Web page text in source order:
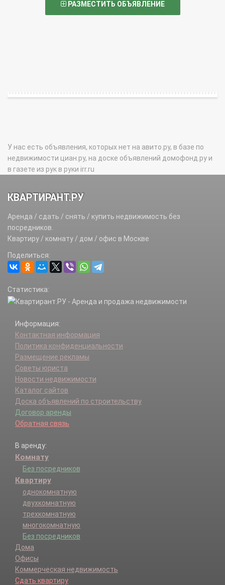
РАЗМЕСТИТЬ ОБЪЯВЛЕНИЕ
У нас есть объявления, которых нет на авито.ру, в базе по
недвижимости циан.ру, на доске объявлений домофонд.ру и
в газете из рук в руки irr.ru
КВАРТИРАНТ.РУ
Аренда / сдать / снять / купить недвижимость без
посредников.
Квартиру / комнату / дом / офис в Москве
Поделиться:
Статистика:
Информация:
Контактная информация
Политика конфиденциальности
Размещение рекламы
Советы юриста
Новости недвижимости
Каталог сайтов
Доска объявлений по строительству
Договор аренды
Обратная связь
В аренду:
Комнату
Без посредников
Квартиру
однокомнатную
двухкомнатную
трехкомнатную
многокомнатную
Без посредников
Дома
Офисы
Коммерческая недвижимость
Сдать квартиру